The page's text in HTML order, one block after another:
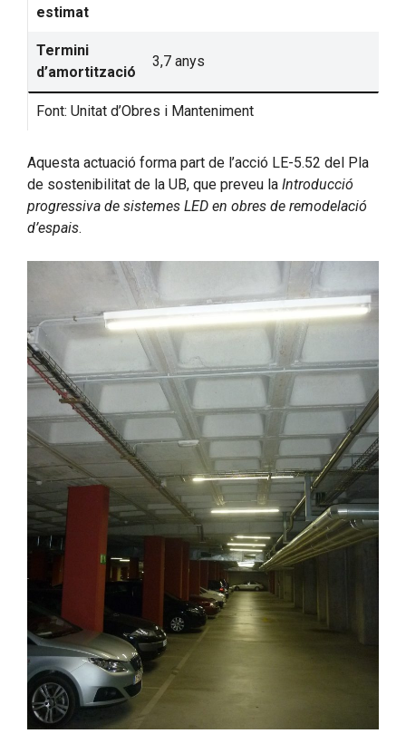
estimat
Termini
d’amortització
3,7 anys
Font: Unitat d’Obres i Manteniment
Aquesta actuació forma part de l’acció LE-5.52 del Pla
de sostenibilitat de la UB, que preveu la Introducció
progressiva de sistemes LED en obres de remodelació
d’espais.